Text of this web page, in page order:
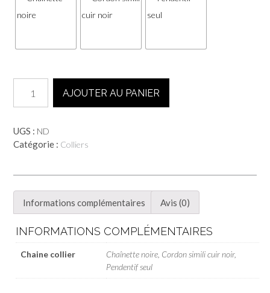
Collier
BUNNY
-
AJOUTER AU PANIER
UGS : ND
Catégorie : Colliers
Informations complémentaires Avis (0)
INFORMATIONS COMPLÉMENTAIRES
Chaine collier
Chaînette noire, Cordon simili cuir noir,
Pendentif seul